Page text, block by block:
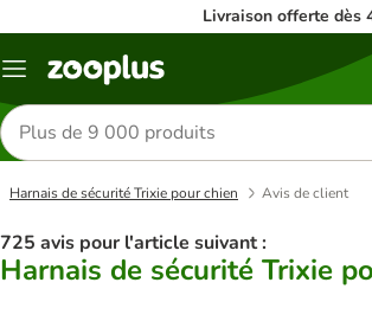
Livraison offerte dès
Menu
Rechercher
des
produits
Harnais de sécurité Trixie pour chien Avis de client
725 avis pour l'article suivant :
Harnais de sécurité Trixie